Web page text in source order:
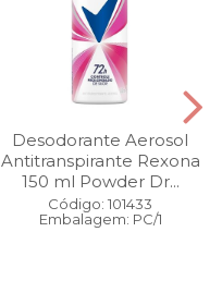
Desodorante Aerosol
Antitranspirante Rexona
150 ml Powder Dr...
Código: 101433
Embalagem: PC/1